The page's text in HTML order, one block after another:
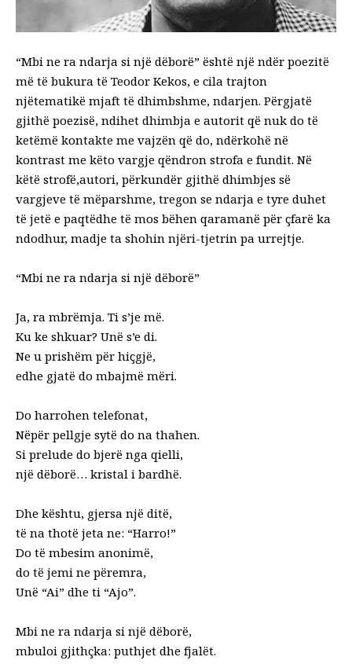
“Mbi ne ra ndarja si një dëborë” është një ndër poezitë
më të bukura të Teodor Kekos, e cila trajton
njëtematikë mjaft të dhimbshme, ndarjen. Përgjatë
gjithë poezisë, ndihet dhimbja e autorit që nuk do të
ketëmë kontakte me vajzën që do, ndërkohë në
kontrast me këto vargje qëndron strofa e fundit. Në
këtë strofë,autori, përkundër gjithë dhimbjes së
vargjeve të mëparshme, tregon se ndarja e tyre duhet
të jetë e paqtëdhe të mos bëhen qaramanë për çfarë ka
ndodhur, madje ta shohin njëri-tjetrin pa urrejtje.
“Mbi ne ra ndarja si një dëborë”
Ja, ra mbrëmja. Ti s’je më.
Ku ke shkuar? Unë s’e di.
Ne u prishëm për hiçgjë,
edhe gjatë do mbajmë mëri.
Do harrohen telefonat,
Nëpër pellgje sytë do na thahen.
Si prelude do bjerë nga qielli,
një dëborë… kristal i bardhë.
Dhe kështu, gjersa një ditë,
të na thotë jeta ne: “Harro!”
Do të mbesim anonimë,
do të jemi ne përemra,
Unë “Ai” dhe ti “Ajo”.
Mbi ne ra ndarja si një dëborë,
mbuloi gjithçka: puthjet dhe fjalët.